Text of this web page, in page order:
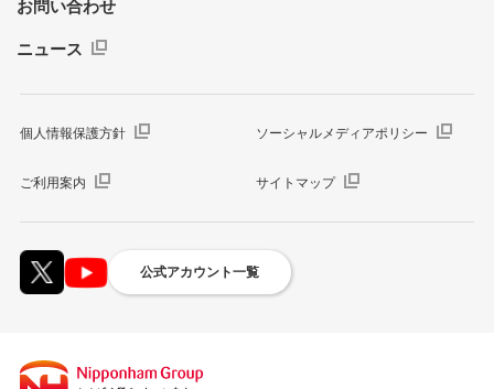
お問い合わせ
ニュース
個人情報保護方針 ソーシャルメディアポリシー
ご利用案内 サイトマップ
公式アカウント一覧